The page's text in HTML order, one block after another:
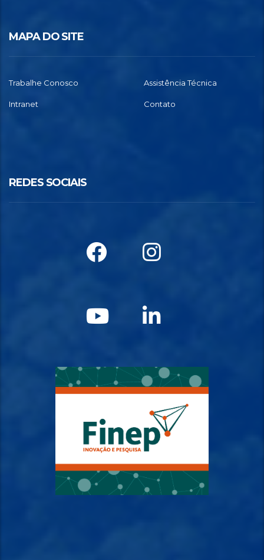
MAPA DO SITE
Trabalhe Conosco Assistência Técnica
Intranet Contato
REDES SOCIAIS